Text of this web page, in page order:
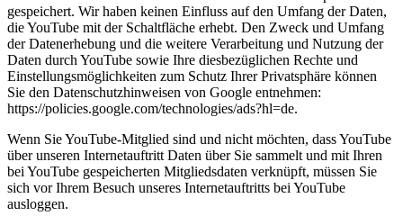
gespeichert. Wir haben keinen Einfluss auf den Umfang der Daten,
die YouTube mit der Schaltfläche erhebt. Den Zweck und Umfang
der Datenerhebung und die weitere Verarbeitung und Nutzung der
Daten durch YouTube sowie Ihre diesbezüglichen Rechte und
Einstellungsmöglichkeiten zum Schutz Ihrer Privatsphäre können
Sie den Datenschutzhinweisen von Google entnehmen:
https://policies.google.com/technologies/ads?hl=de.
Wenn Sie YouTube-Mitglied sind und nicht möchten, dass YouTube
über unseren Internetauftritt Daten über Sie sammelt und mit Ihren
bei YouTube gespeicherten Mitgliedsdaten verknüpft, müssen Sie
sich vor Ihrem Besuch unseres Internetauftritts bei YouTube
ausloggen.